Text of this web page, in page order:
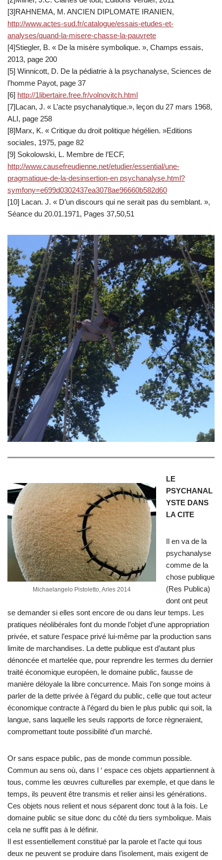
[3]RAHNEMA, M. ANCIEN DIPLOMATE IRANIEN,
http://www.actes-sud.fr/catalogue/essais-etudes-et-
analyses/quand-la-misere-chasse-la-pauvrete
[4]Stiegler, B. « De la misère symbolique. », Champs essais,
2013, page 200
[5] Winnicott, D. De la pédiatrie à la psychanalyse, Sciences de
l’homme Payot, page 37
[6] http://1libertaire.free.fr/volnovitch.html
[7]Lacan, J. « L’acte psychanalytique.», leçon du 27 mars 1968,
ALI, page 258
[8]Marx, K. « Critique du droit politique hégélien. »Editions
sociales, 1975, page 82
[9] Sokolowski, L. Membre de l’ECF,
http://www.causefreudienne.net/etudier/essential/une-
pragmatique-de-la-desinsertion-en psychanalyse.html?
symfony=e699d0302437ea3078ae96660b582d60
[10] Lacan. J. « D’un discours qui ne serait pas du semblant. »,
Séance du 20.01.1971, Pages 37,50,51
Michaelangelo Pistoletto, Arles 2014
LE
PSYCHANAL
YSTE DANS
LA CITE
Il en va de la
psychanalyse
comme de la
chose publique
(Res Publica)
dont ont peut
se demander si elles sont encore de ou dans leur temps. Les
pratiques néolibérales font du monde l’objet d’une appropriation
privée, et sature l’espace privé lui-même par la production sans
limite de marchandises. La dette publique est d’autant plus
dénoncée et martelée que, pour reprendre les termes du dernier
traité économique européen, le domaine public, fausse de
manière déloyale la libre concurrence. Mais l’on songe moins à
parler de la dette privée à l’égard du public, celle que tout acteur
économique contracte à l’égard du bien le plus public qui soit, la
langue, sans laquelle les seuls rapports de force règneraient,
compromettant toute possibilité d’un marché.
Or sans espace public, pas de monde commun possible.
Commun au sens où, dans l ‘ espace ces objets appartiennent à
tous, comme les œuvres culturelles par exemple, et que dans le
temps, ils peuvent être transmis et relier ainsi les générations.
Ces objets nous relient et nous séparent donc tout à la fois. Le
domaine public se situe donc du côté du tiers symbolique. Mais
cela ne suffit pas à le définir.
Il est essentiellement constitué par la parole et l’acte qui tous
deux ne peuvent se produire dans l’isolement, mais exigent de